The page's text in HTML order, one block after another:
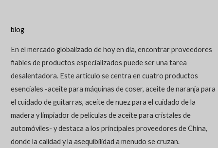
blog
En el mercado globalizado de hoy en día, encontrar proveedores
fiables de productos especializados puede ser una tarea
desalentadora. Este artículo se centra en cuatro productos
esenciales -aceite para máquinas de coser, aceite de naranja para
el cuidado de guitarras, aceite de nuez para el cuidado de la
madera y limpiador de películas de aceite para cristales de
automóviles- y destaca a los principales proveedores de China,
donde la calidad y la asequibilidad a menudo se cruzan.